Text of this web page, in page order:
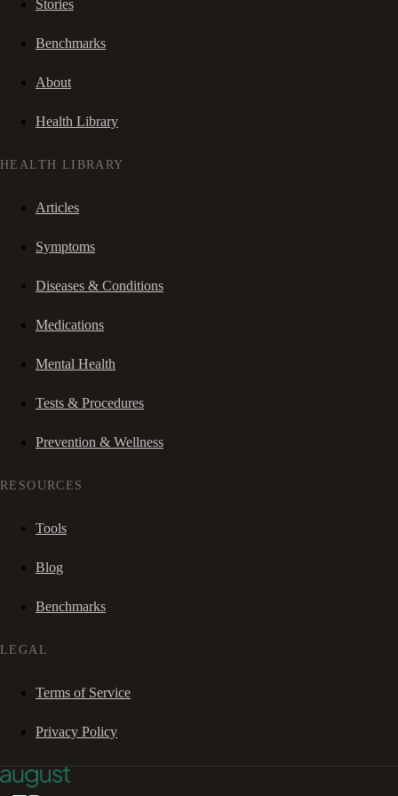
Stories
Benchmarks
About
Health Library
HEALTH LIBRARY
Articles
Symptoms
Diseases & Conditions
Medications
Mental Health
Tests & Procedures
Prevention & Wellness
RESOURCES
Tools
Blog
Benchmarks
LEGAL
Terms of Service
Privacy Policy